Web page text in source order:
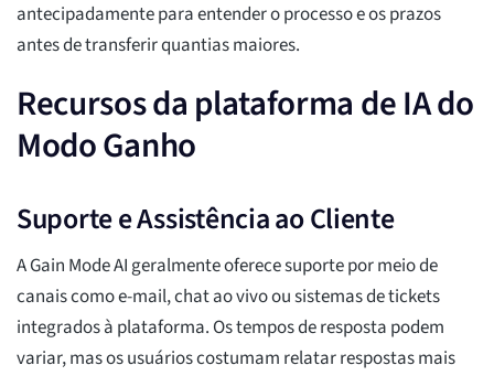
antecipadamente para entender o processo e os prazos
antes de transferir quantias maiores.
Recursos da plataforma de IA do
Modo Ganho
Suporte e Assistência ao Cliente
A Gain Mode AI geralmente oferece suporte por meio de
canais como e-mail, chat ao vivo ou sistemas de tickets
integrados à plataforma. Os tempos de resposta podem
variar, mas os usuários costumam relatar respostas mais